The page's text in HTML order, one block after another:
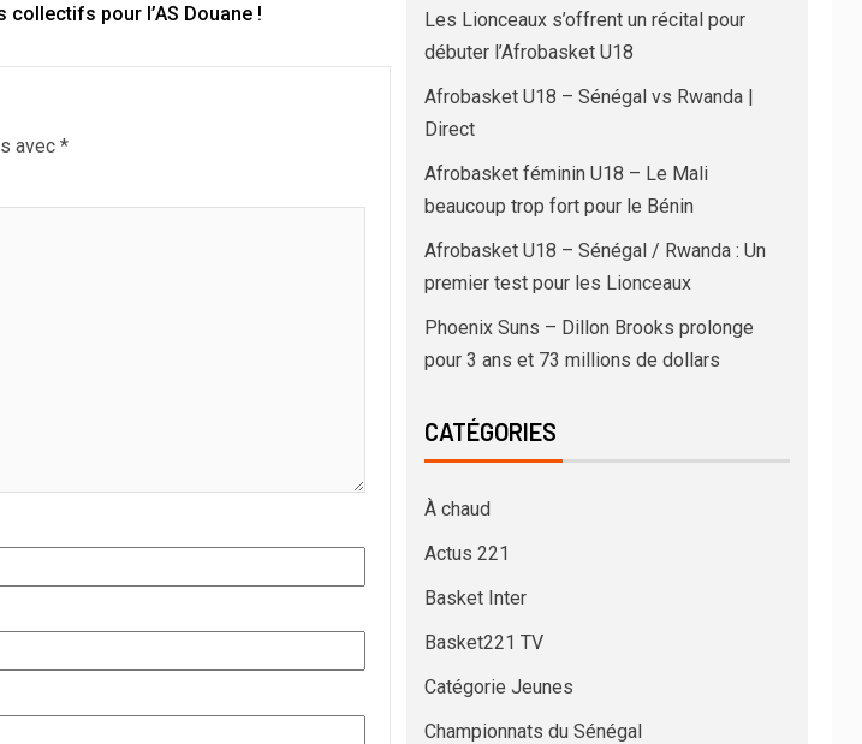
collectifs pour l’AS Douane !
avec *
Les Lionceaux s’offrent un récital pour
débuter l’Afrobasket U18
Afrobasket U18 – Sénégal vs Rwanda |
Direct
Afrobasket féminin U18 – Le Mali
beaucoup trop fort pour le Bénin
Afrobasket U18 – Sénégal / Rwanda : Un
premier test pour les Lionceaux
Phoenix Suns – Dillon Brooks prolonge
pour 3 ans et 73 millions de dollars
CATÉGORIES
À chaud
Actus 221
Basket Inter
Basket221 TV
Catégorie Jeunes
Championnats du Sénégal